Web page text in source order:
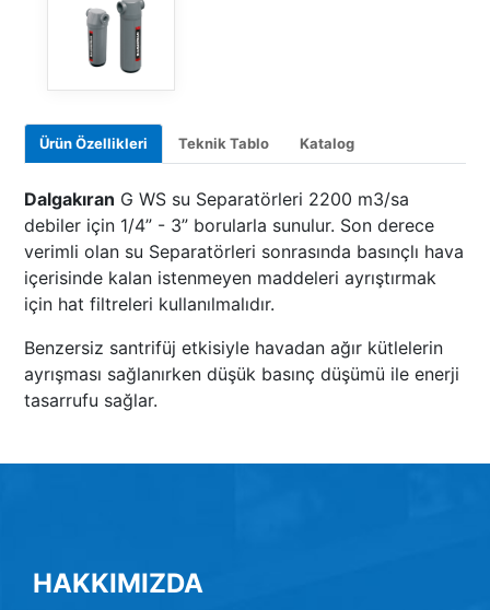
Ürün Özellikleri Teknik Tablo Katalog
Dalgakıran G WS su Separatörleri 2200 m3/sa
debiler için 1/4” - 3” borularla sunulur. Son derece
verimli olan su Separatörleri sonrasında basınçlı hava
içerisinde kalan istenmeyen maddeleri ayrıştırmak
için hat filtreleri kullanılmalıdır.
Benzersiz santrifüj etkisiyle havadan ağır kütlelerin
ayrışması sağlanırken düşük basınç düşümü ile enerji
tasarrufu sağlar.
HAKKIMIZDA